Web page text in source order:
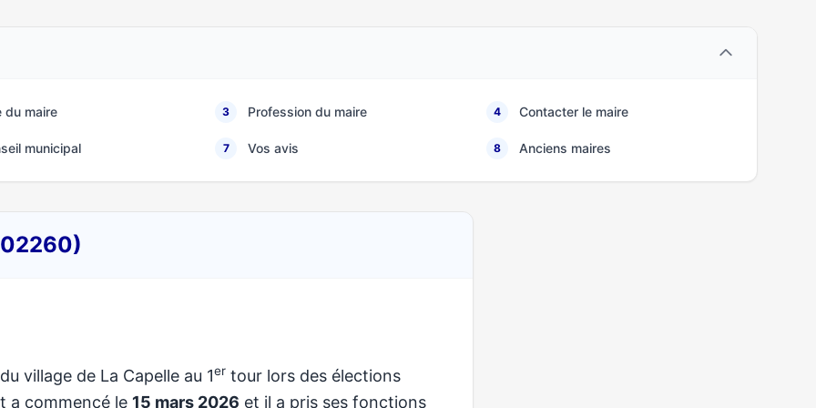
du maire 3 Profession du maire 4 Contacter le maire
municipal 7 Vos avis 8 Anciens maires
village de La Capelle au 1er tour lors des élections
a commencé le 15 mars 2026 et il a pris ses fonctions